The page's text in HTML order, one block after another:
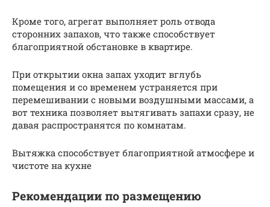
Кроме того, агрегат выполняет роль отвода
сторонних запахов, что также способствует
благоприятной обстановке в квартире.
При открытии окна запах уходит вглубь
помещения и со временем устраняется при
перемешивании с новыми воздушными массами, а
вот техника позволяет вытягивать запахи сразу, не
давая распространятся по комнатам.
Вытяжка способствует благоприятной атмосфере и
чистоте на кухне
Рекомендации по размещению